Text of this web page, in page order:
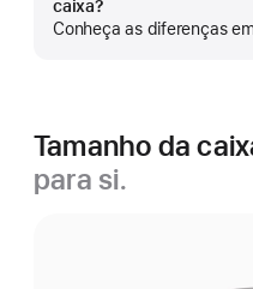
caixa?
Conheça as diferenças
mais
Tamanho da
para si.